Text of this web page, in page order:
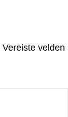
Vereiste velden